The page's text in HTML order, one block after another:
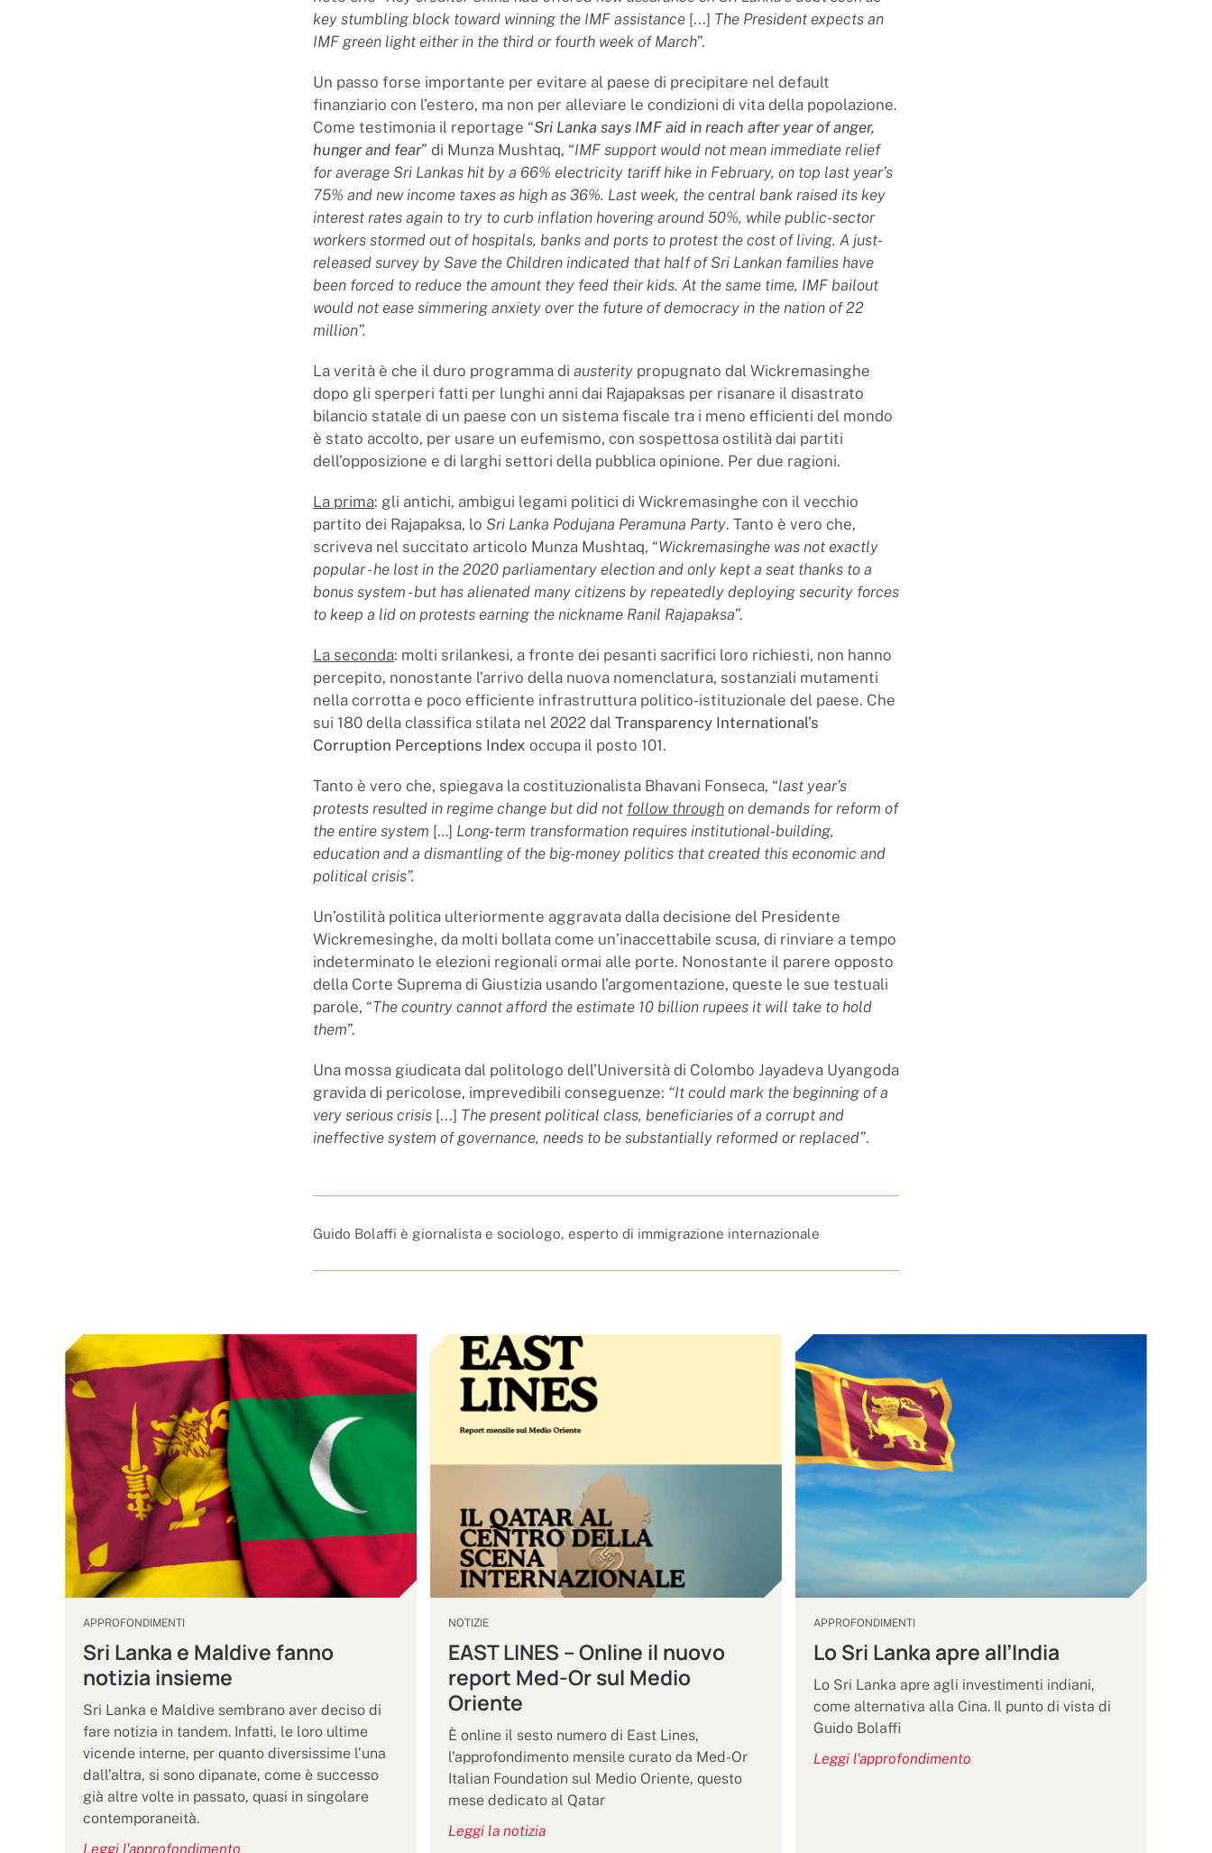
key stumbling block toward winning the IMF assistance [...] The President expects an
IMF green light either in the third or fourth week of March”.
Un passo forse importante per evitare al paese di precipitare nel default
finanziario con l’estero, ma non per alleviare le condizioni di vita della popolazione.
Come testimonia il reportage “Sri Lanka says IMF aid in reach after year of anger,
hunger and fear” di Munza Mushtaq, “IMF support would not mean immediate relief
for average Sri Lankas hit by a 66% electricity tariff hike in February, on top last year’s
75% and new income taxes as high as 36%. Last week, the central bank raised its key
interest rates again to try to curb inflation hovering around 50%, while public-sector
workers stormed out of hospitals, banks and ports to protest the cost of living. A just-
released survey by Save the Children indicated that half of Sri Lankan families have
been forced to reduce the amount they feed their kids. At the same time, IMF bailout
would not ease simmering anxiety over the future of democracy in the nation of 22
million”.
La verità è che il duro programma di austerity propugnato dal Wickremasinghe
dopo gli sperperi fatti per lunghi anni dai Rajapaksas per risanare il disastrato
bilancio statale di un paese con un sistema fiscale tra i meno efficienti del mondo
è stato accolto, per usare un eufemismo, con sospettosa ostilità dai partiti
dell’opposizione e di larghi settori della pubblica opinione. Per due ragioni.
La prima: gli antichi, ambigui legami politici di Wickremasinghe con il vecchio
partito dei Rajapaksa, lo Sri Lanka Podujana Peramuna Party. Tanto è vero che,
scriveva nel succitato articolo Munza Mushtaq, “Wickremasinghe was not exactly
popular - he lost in the 2020 parliamentary election and only kept a seat thanks to a
bonus system - but has alienated many citizens by repeatedly deploying security forces
to keep a lid on protests earning the nickname Ranil Rajapaksa”.
La seconda: molti srilankesi, a fronte dei pesanti sacrifici loro richiesti, non hanno
percepito, nonostante l’arrivo della nuova nomenclatura, sostanziali mutamenti
nella corrotta e poco efficiente infrastruttura politico-istituzionale del paese. Che
sui 180 della classifica stilata nel 2022 dal Transparency International’s
Corruption Perceptions Index occupa il posto 101.
Tanto è vero che, spiegava la costituzionalista Bhavani Fonseca, “last year’s
protests resulted in regime change but did not follow through on demands for reform of
the entire system […] Long-term transformation requires institutional-building,
education and a dismantling of the big-money politics that created this economic and
political crisis”.
Un’ostilità politica ulteriormente aggravata dalla decisione del Presidente
Wickremesinghe, da molti bollata come un’inaccettabile scusa, di rinviare a tempo
indeterminato le elezioni regionali ormai alle porte. Nonostante il parere opposto
della Corte Suprema di Giustizia usando l’argomentazione, queste le sue testuali
parole, “The country cannot afford the estimate 10 billion rupees it will take to hold
them”.
Una mossa giudicata dal politologo dell’Università di Colombo Jayadeva Uyangoda
gravida di pericolose, imprevedibili conseguenze: “It could mark the beginning of a
very serious crisis [...] The present political class, beneficiaries of a corrupt and
ineffective system of governance, needs to be substantially reformed or replaced”.
Guido Bolaffi è giornalista e sociologo, esperto di immigrazione internazionale
APPROFONDIMENTI
Sri Lanka e Maldive fanno
notizia insieme
Sri Lanka e Maldive sembrano aver deciso di
fare notizia in tandem. Infatti, le loro ultime
vicende interne, per quanto diversissime l’una
dall’altra, si sono dipanate, come è successo
già altre volte in passato, quasi in singolare
contemporaneità.
Leggi l'approfondimento
NOTIZIE
EAST LINES – Online il nuovo
report Med-Or sul Medio
Oriente
È online il sesto numero di East Lines,
l'approfondimento mensile curato da Med-Or
Italian Foundation sul Medio Oriente, questo
mese dedicato al Qatar
Leggi la notizia
APPROFONDIMENTI
Lo Sri Lanka apre all’India
Lo Sri Lanka apre agli investimenti indiani,
come alternativa alla Cina. Il punto di vista di
Guido Bolaffi
Leggi l'approfondimento